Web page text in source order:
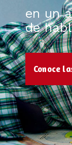
en un
de
Conoce